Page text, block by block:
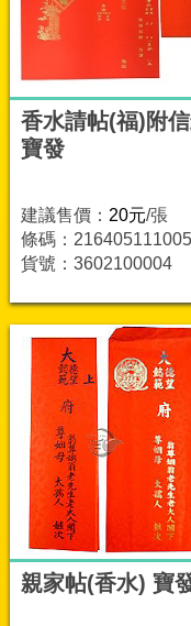
香水請帖(福)附
寶發
建議售價： 20元/張
條碼：216405111005
貨號：3602100004
親家帖(香水) 寶